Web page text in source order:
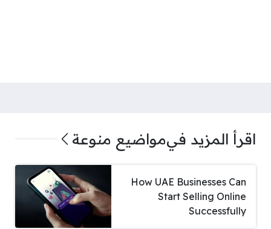
اقرأ المزيد فيمواضيع منوعة
How UAE Businesses Can
Start Selling Online
Successfully